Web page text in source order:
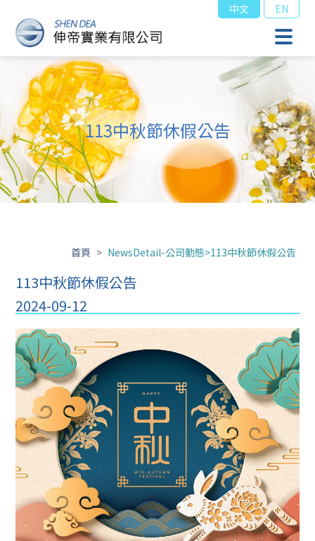
中文 EN
113中秋節休假公告
首頁 > NewsDetail-公司動態>113中秋節休假公告
113中秋節休假公告
2024-09-12